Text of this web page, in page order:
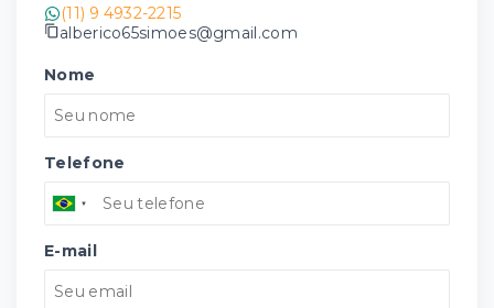
(11) 9 4932-2215
alberico65simoes@gmail.com
Nome
Telefone
E-mail